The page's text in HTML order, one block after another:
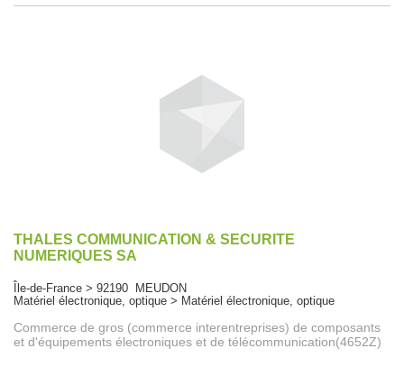
THALES COMMUNICATION & SECURITE
NUMERIQUES SA
Île-de-France > 92190 MEUDON
Matériel électronique, optique > Matériel électronique, optique
Commerce de gros (commerce interentreprises) de composants
et d'équipements électroniques et de télécommunication(4652Z)